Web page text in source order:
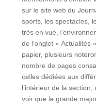
sur le site web du
sports, les spectacles,
très en vue,
de l’onglet « Actualités
papier, plusieurs
nombre de pages
celles dédiées aux
l’intérieur de la
voir que la grande